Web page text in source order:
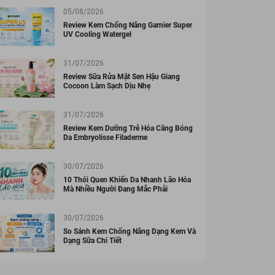
05/08/2026
Review Kem Chống Nắng Garnier Super
UV Cooling Watergel
31/07/2026
Review Sữa Rửa Mặt Sen Hậu Giang
Cocoon Làm Sạch Dịu Nhẹ
31/07/2026
Review Kem Dưỡng Trẻ Hóa Căng Bóng
Da Embryolisse Filaderme
30/07/2026
10 Thói Quen Khiến Da Nhanh Lão Hóa
Mà Nhiều Người Đang Mắc Phải
30/07/2026
So Sánh Kem Chống Nắng Dạng Kem Và
Dạng Sữa Chi Tiết